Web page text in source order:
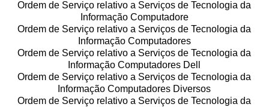
Ordem de Serviço relativo a Serviços de Tecnologia da
Informação Computadore
Ordem de Serviço relativo a Serviços de Tecnologia da
Informação Computadores
Ordem de Serviço relativo a Serviços de Tecnologia da
Informação Computadores Dell
Ordem de Serviço relativo a Serviços de Tecnologia da
Informação Computadores Diversos
Ordem de Serviço relativo a Serviços de Tecnologia da